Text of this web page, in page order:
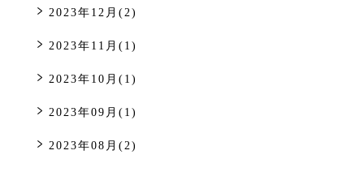
2023年12月(2)
2023年11月(1)
2023年10月(1)
2023年09月(1)
2023年08月(2)